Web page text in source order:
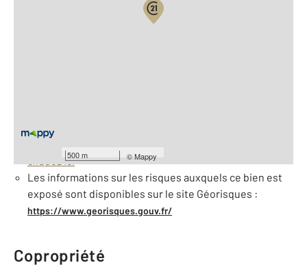
500 m ©Mappy
Barèmes d'honoraires de l'agence
cliquez ici
Les informations sur les risques auxquels ce bien est
exposé sont disponibles sur le site Géorisques :
https://www.georisques.gouv.fr/
Copropriété